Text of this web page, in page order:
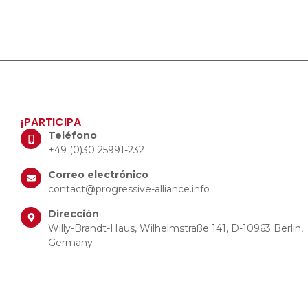
¡PARTICIPA
Teléfono
+49 (0)30 25991-232
Correo electrónico
contact@progressive-alliance.info
Dirección
Willy-Brandt-Haus, Wilhelmstraße 141, D-10963 Berlin,
Germany